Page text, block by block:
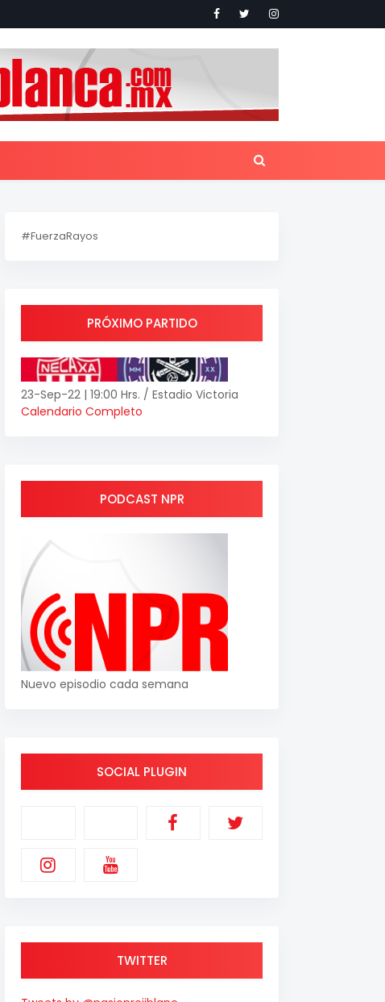
#FuerzaRayos
PRÓXIMO PARTIDO
23-Sep-22 | 19:00 Hrs. / Estadio Victoria
Calendario Completo
PODCAST NPR
Nuevo episodio cada semana
SOCIAL PLUGIN
TWITTER